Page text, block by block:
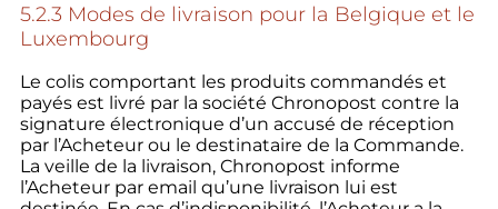
5.2.3 Modes de livraison pour la Belgique et le
Luxembourg
Le colis comportant les produits commandés et
payés est livré par la société Chronopost contre la
signature électronique d’un accusé de réception
par l’Acheteur ou le destinataire de la Commande.
La veille de la livraison, Chronopost informe
l’Acheteur par email qu’une livraison lui est